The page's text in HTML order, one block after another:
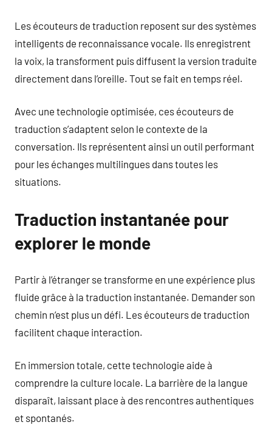
Les écouteurs de traduction reposent sur des systèmes
intelligents de reconnaissance vocale. Ils enregistrent
la voix, la transforment puis diffusent la version traduite
directement dans l’oreille. Tout se fait en temps réel.
Avec une technologie optimisée, ces écouteurs de
traduction s’adaptent selon le contexte de la
conversation. Ils représentent ainsi un outil performant
pour les échanges multilingues dans toutes les
situations.
Traduction instantanée pour
explorer le monde
Partir à l’étranger se transforme en une expérience plus
fluide grâce à la traduction instantanée. Demander son
chemin n’est plus un défi. Les écouteurs de traduction
facilitent chaque interaction.
En immersion totale, cette technologie aide à
comprendre la culture locale. La barrière de la langue
disparaît, laissant place à des rencontres authentiques
et spontanés.